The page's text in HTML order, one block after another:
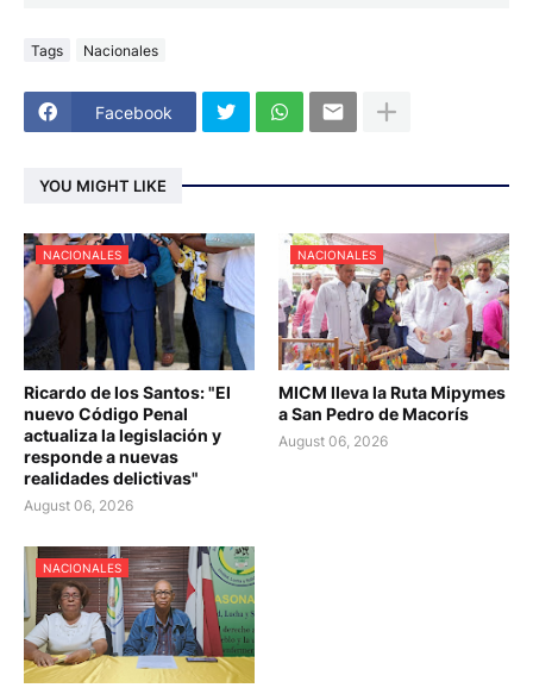
Tags Nacionales
Facebook
YOU MIGHT LIKE
NACIONALES
Ricardo de los Santos: "El
nuevo Código Penal
actualiza la legislación y
responde a nuevas
realidades delictivas"
August 06, 2026
NACIONALES
MICM lleva la Ruta Mipymes
a San Pedro de Macorís
August 06, 2026
NACIONALES